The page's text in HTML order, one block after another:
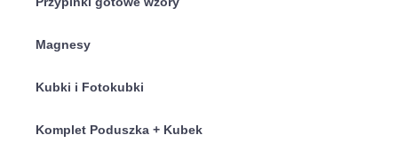
Magnesy
Kubki i Fotokubki
Komplet Poduszka + Kubek